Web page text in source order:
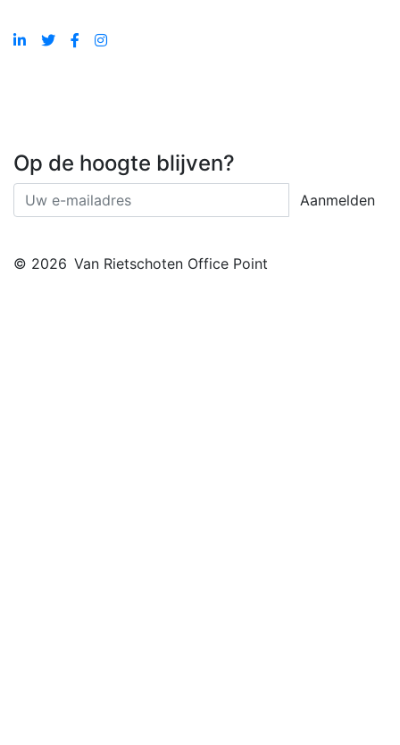
Op de hoogte blijven?
Aanmelden
© 2026 Van Rietschoten Office Point